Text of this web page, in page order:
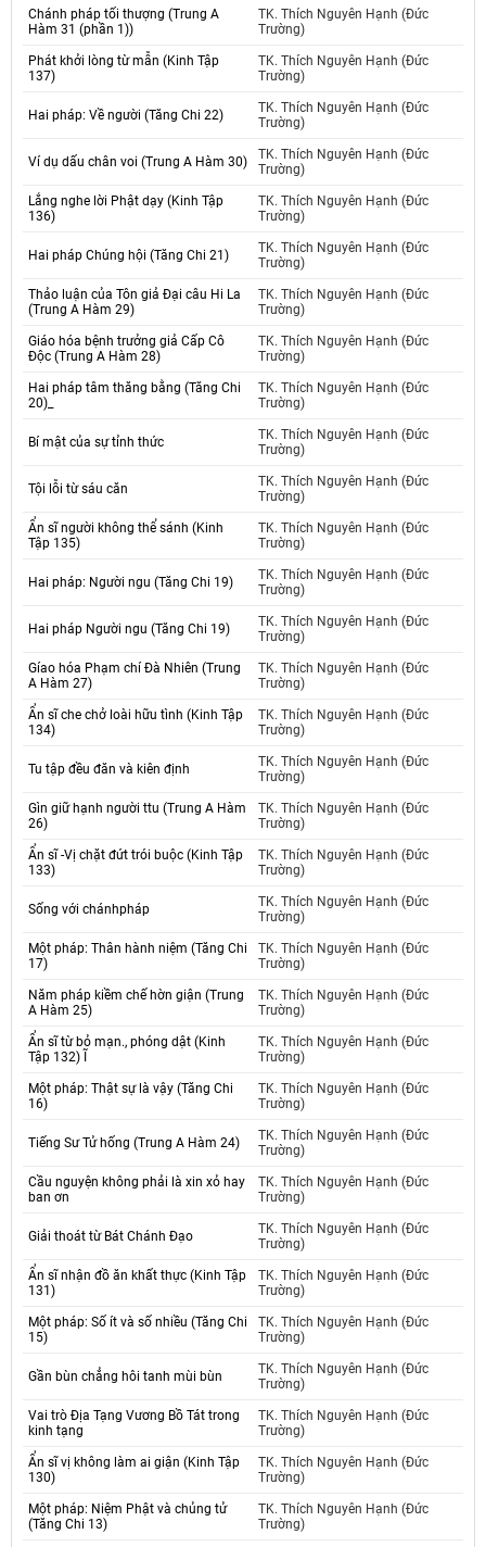
Chánh pháp tối thượng (Trung A
Hàm 31 (phần 1))
TK. Thích Nguyên Hạnh (Đức
Trường)
Phát khởi lòng từ mẫn (Kinh Tập
137)
TK. Thích Nguyên Hạnh (Đức
Trường)
Hai pháp: Về người (Tăng Chi 22)
TK. Thích Nguyên Hạnh (Đức
Trường)
Ví dụ dấu chân voi (Trung A Hàm 30)
TK. Thích Nguyên Hạnh (Đức
Trường)
Lắng nghe lời Phật dạy (Kinh Tập
136)
TK. Thích Nguyên Hạnh (Đức
Trường)
Hai pháp Chúng hội (Tăng Chi 21)
TK. Thích Nguyên Hạnh (Đức
Trường)
Thảo luận của Tôn giả Đại câu Hi La
(Trung A Hàm 29)
TK. Thích Nguyên Hạnh (Đức
Trường)
Giáo hóa bệnh trưởng giả Cấp Cô
Độc (Trung A Hàm 28)
TK. Thích Nguyên Hạnh (Đức
Trường)
Hai pháp tâm thăng bằng (Tăng Chi
20)_
TK. Thích Nguyên Hạnh (Đức
Trường)
Bí mật của sự tỉnh thức
TK. Thích Nguyên Hạnh (Đức
Trường)
Tội lỗi từ sáu căn
TK. Thích Nguyên Hạnh (Đức
Trường)
Ẩn sĩ người không thể sánh (Kinh
Tập 135)
TK. Thích Nguyên Hạnh (Đức
Trường)
Hai pháp: Người ngu (Tăng Chi 19)
TK. Thích Nguyên Hạnh (Đức
Trường)
Hai pháp Người ngu (Tăng Chi 19)
TK. Thích Nguyên Hạnh (Đức
Trường)
Gíao hóa Phạm chí Đà Nhiên (Trung
A Hàm 27)
TK. Thích Nguyên Hạnh (Đức
Trường)
Ẩn sĩ che chở loài hữu tình (Kinh Tập
134)
TK. Thích Nguyên Hạnh (Đức
Trường)
Tu tập đều đăn và kiên định
TK. Thích Nguyên Hạnh (Đức
Trường)
Gìn giữ hạnh người ttu (Trung A Hàm
26)
TK. Thích Nguyên Hạnh (Đức
Trường)
Ẩn sĩ -Vị chặt đứt trói buộc (Kinh Tập
133)
TK. Thích Nguyên Hạnh (Đức
Trường)
Sống với chánhpháp
TK. Thích Nguyên Hạnh (Đức
Trường)
Một pháp: Thân hành niệm (Tăng Chi
17)
TK. Thích Nguyên Hạnh (Đức
Trường)
Năm pháp kiềm chế hờn giận (Trung
A Hàm 25)
TK. Thích Nguyên Hạnh (Đức
Trường)
Ẩn sĩ từ bỏ mạn., phóng dật (Kinh
Tập 132) Ĩ
TK. Thích Nguyên Hạnh (Đức
Trường)
Một pháp: Thật sự là vậy (Tăng Chi
16)
TK. Thích Nguyên Hạnh (Đức
Trường)
Tiếng Sư Tử hống (Trung A Hàm 24)
TK. Thích Nguyên Hạnh (Đức
Trường)
Cầu nguyện không phải là xin xỏ hay
ban ơn
TK. Thích Nguyên Hạnh (Đức
Trường)
Giải thoát từ Bát Chánh Đạo
TK. Thích Nguyên Hạnh (Đức
Trường)
Ẩn sĩ nhận đồ ăn khất thực (Kinh Tập
131)
TK. Thích Nguyên Hạnh (Đức
Trường)
Một pháp: Số ít và số nhiều (Tăng Chi
15)
TK. Thích Nguyên Hạnh (Đức
Trường)
Gần bùn chẳng hôi tanh mùi bùn
TK. Thích Nguyên Hạnh (Đức
Trường)
Vai trò Địa Tạng Vương Bồ Tát trong
kinh tạng
TK. Thích Nguyên Hạnh (Đức
Trường)
Ẩn sĩ vị không làm ai giận (Kinh Tập
130)
TK. Thích Nguyên Hạnh (Đức
Trường)
Một pháp: Niệm Phật và chủng tử
(Tăng Chi 13)
TK. Thích Nguyên Hạnh (Đức
Trường)